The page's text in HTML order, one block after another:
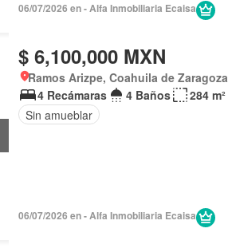
06/07/2026 en - Alfa Inmobiliaria Ecaisa
$ 6,100,000 MXN
Ramos Arizpe, Coahuila de Zaragoza
4 Recámaras
4 Baños
284 m²
Sin amueblar
06/07/2026 en - Alfa Inmobiliaria Ecaisa